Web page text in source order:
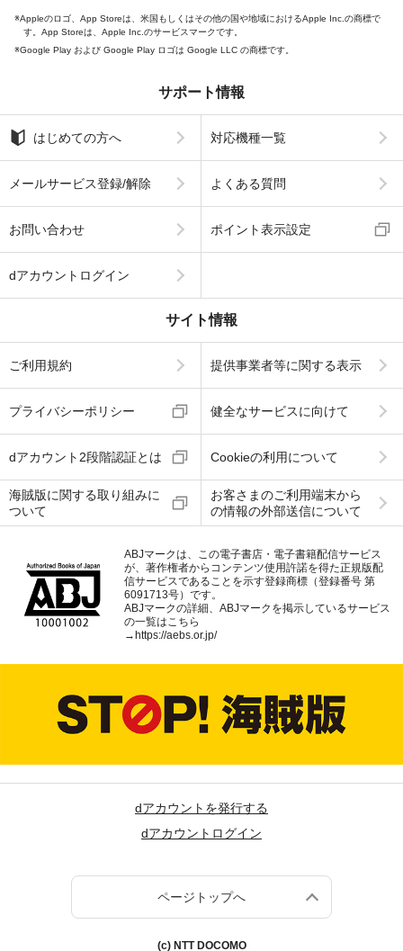
Appleのロゴ、App Storeは、米国もしくはその他の国や地域におけるApple Inc.の商標で
す。App Storeは、Apple Inc.のサービスマークです。
Google Play および Google Play ロゴは Google LLC の商標です。
サポート情報
はじめての方へ 対応機種一覧
メールサービス登録/解除 よくある質問
お問い合わせ ポイント表示設定
dアカウントログイン
サイト情報
ご利用規約 提供事業者等に関する表示
プライバシーポリシー 健全なサービスに向けて
dアカウント2段階認証とは Cookieの利用について
海賊版に関する取り組みに
ついて
お客さまのご利用端末から
の情報の外部送信について
ABJマークは、この電子書店・電子書籍配信サービス
が、著作権者からコンテンツ使用許諾を得た正規版配
信サービスであることを示す登録商標（登録番号 第
6091713号）です。
ABJマークの詳細、ABJマークを掲示しているサービス
の一覧はこちら
→ https://aebs.or.jp/
dアカウントを発行する
dアカウントログイン
ページトップへ
(c) NTT DOCOMO